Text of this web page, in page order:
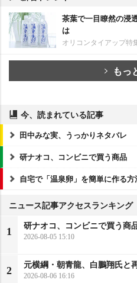
茶葉で一目瞭然の浸
は
オリコンタイアップ特
もっ
今、読まれている記事
田中みな実、うっかりネタバレ
研ナオコ、コンビニで買う商品
自宅で「温泉卵」を簡単に作る方
ニュース記事アクセスランキング
1
研ナオコ、コンビニで買う商
2026-08-05 15:10
2
元横綱・朝青龍、白鵬翔氏と
2026-08-06 16:16